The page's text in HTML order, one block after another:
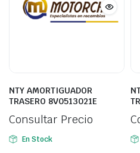
NTY AMORTIGUADOR
TRASERO 8V0513021E
Consultar Precio
En Stock